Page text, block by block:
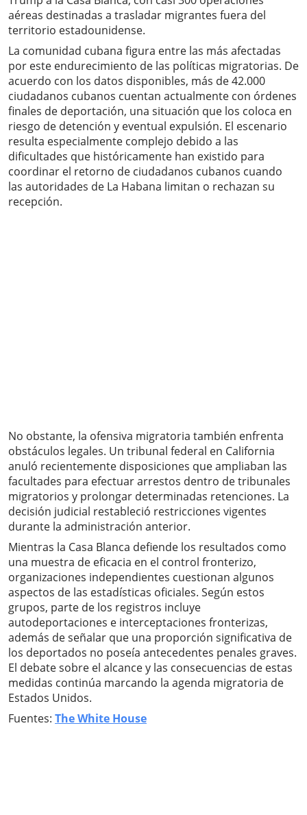
aéreas destinadas a trasladar migrantes fuera del
territorio estadounidense.
La comunidad cubana figura entre las más afectadas
por este endurecimiento de las políticas migratorias. De
acuerdo con los datos disponibles, más de 42.000
ciudadanos cubanos cuentan actualmente con órdenes
finales de deportación, una situación que los coloca en
riesgo de detención y eventual expulsión. El escenario
resulta especialmente complejo debido a las
dificultades que históricamente han existido para
coordinar el retorno de ciudadanos cubanos cuando
las autoridades de La Habana limitan o rechazan su
recepción.
No obstante, la ofensiva migratoria también enfrenta
obstáculos legales. Un tribunal federal en California
anuló recientemente disposiciones que ampliaban las
facultades para efectuar arrestos dentro de tribunales
migratorios y prolongar determinadas retenciones. La
decisión judicial restableció restricciones vigentes
durante la administración anterior.
Mientras la Casa Blanca defiende los resultados como
una muestra de eficacia en el control fronterizo,
organizaciones independientes cuestionan algunos
aspectos de las estadísticas oficiales. Según estos
grupos, parte de los registros incluye
autodeportaciones e interceptaciones fronterizas,
además de señalar que una proporción significativa de
los deportados no poseía antecedentes penales graves.
El debate sobre el alcance y las consecuencias de estas
medidas continúa marcando la agenda migratoria de
Estados Unidos.
Fuentes: The White House